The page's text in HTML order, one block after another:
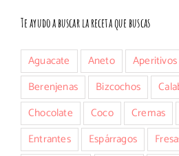
Te ayudo a buscar la receta que buscas
Aguacate Aneto Aperitivos
Berenjenas
Bizcochos
Chocolate
Coco Cremas
Entrantes
Espárragos